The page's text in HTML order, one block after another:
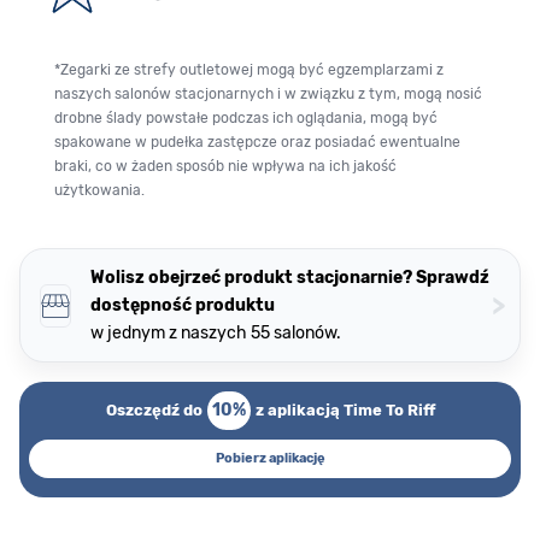
*Zegarki ze strefy outletowej mogą być egzemplarzami z
naszych salonów stacjonarnych i w związku z tym, mogą nosić
drobne ślady powstałe podczas ich oglądania, mogą być
spakowane w pudełka zastępcze oraz posiadać ewentualne
braki, co w żaden sposób nie wpływa na ich jakość
użytkowania.
Wolisz obejrzeć produkt stacjonarnie? Sprawdź
dostępność produktu
w jednym z naszych 55 salonów.
>
Oszczędź do 10% z aplikacją Time To Riff
Pobierz aplikację